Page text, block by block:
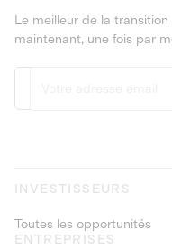
Le meilleur de la
maintenant, une fois par
INVESTISSEURS
Toutes les opportunités
ENTREPRISES